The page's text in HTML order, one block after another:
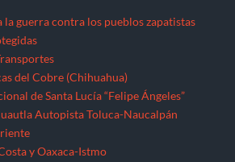
la guerra contra los pueblos zapatistas
del Cobre (Chihuahua)
de Santa Lucía “Felipe Ángeles”
Autopista Toluca-Naucalpán
y Oaxaca-Istmo